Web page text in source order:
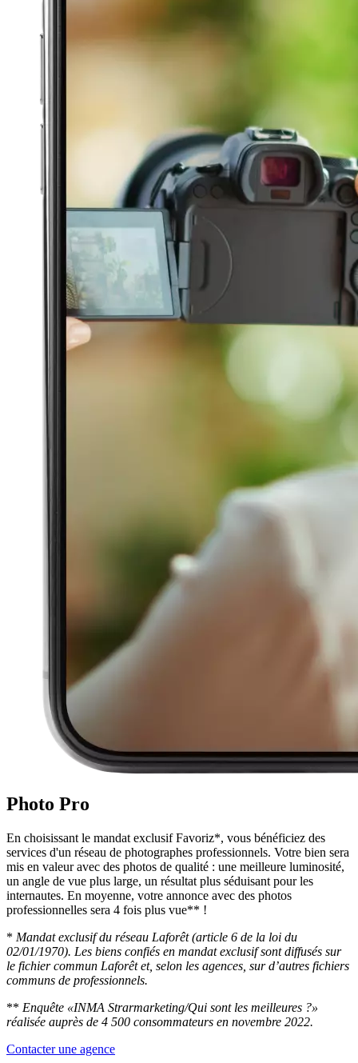
Photo Pro
En choisissant le mandat exclusif Favoriz*, vous bénéficiez des
services d'un réseau de photographes professionnels. Votre bien sera
mis en valeur avec des photos de qualité : une meilleure luminosité,
un angle de vue plus large, un résultat plus séduisant pour les
internautes. En moyenne, votre annonce avec des photos
professionnelles sera 4 fois plus vue** !
* Mandat exclusif du réseau Laforêt (article 6 de la loi du
02/01/1970). Les biens confiés en mandat exclusif sont diffusés sur
le fichier commun Laforêt et, selon les agences, sur d’autres fichiers
communs de professionnels.
** Enquête «INMA Strarmarketing/Qui sont les meilleures ?»
réalisée auprès de 4 500 consommateurs en novembre 2022.
Contacter une agence